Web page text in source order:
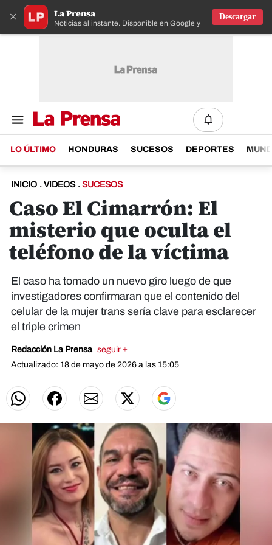
× La Prensa
Noticias al instante. Disponible en Google y IOS
Descargar
LO ÚLTIMO HONDURAS SUCESOS DEPORTES
INICIO . VIDEOS . SUCESOS
Caso El Cimarrón: El
misterio que oculta el
teléfono de la víctima
El caso ha tomado un nuevo giro luego de que
investigadores confirmaran que el contenido del
celular de la mujer trans sería clave para esclarecer
el triple crimen
Redacción La Prensa seguir +
Actualizado: 18 de mayo de 2026 a las 15:05